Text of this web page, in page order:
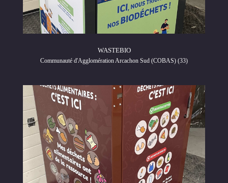
WASTEBIO
Communauté d'Agglomération Arcachon Sud (COBAS) (33)